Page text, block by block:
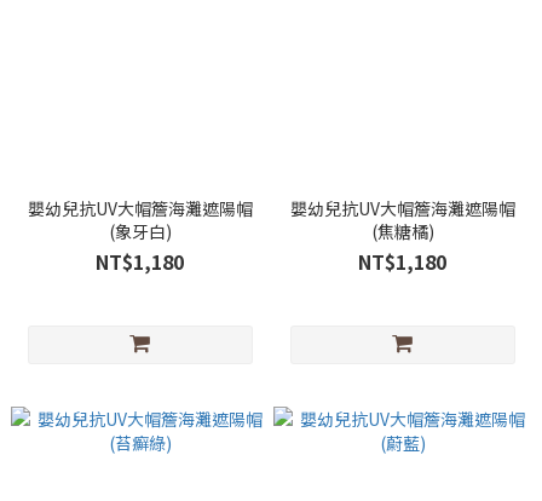
嬰幼兒抗UV大帽簷海灘遮陽帽
(象牙白)
NT$1,180
嬰幼兒抗UV大帽簷海灘遮陽帽
(焦糖橘)
NT$1,180